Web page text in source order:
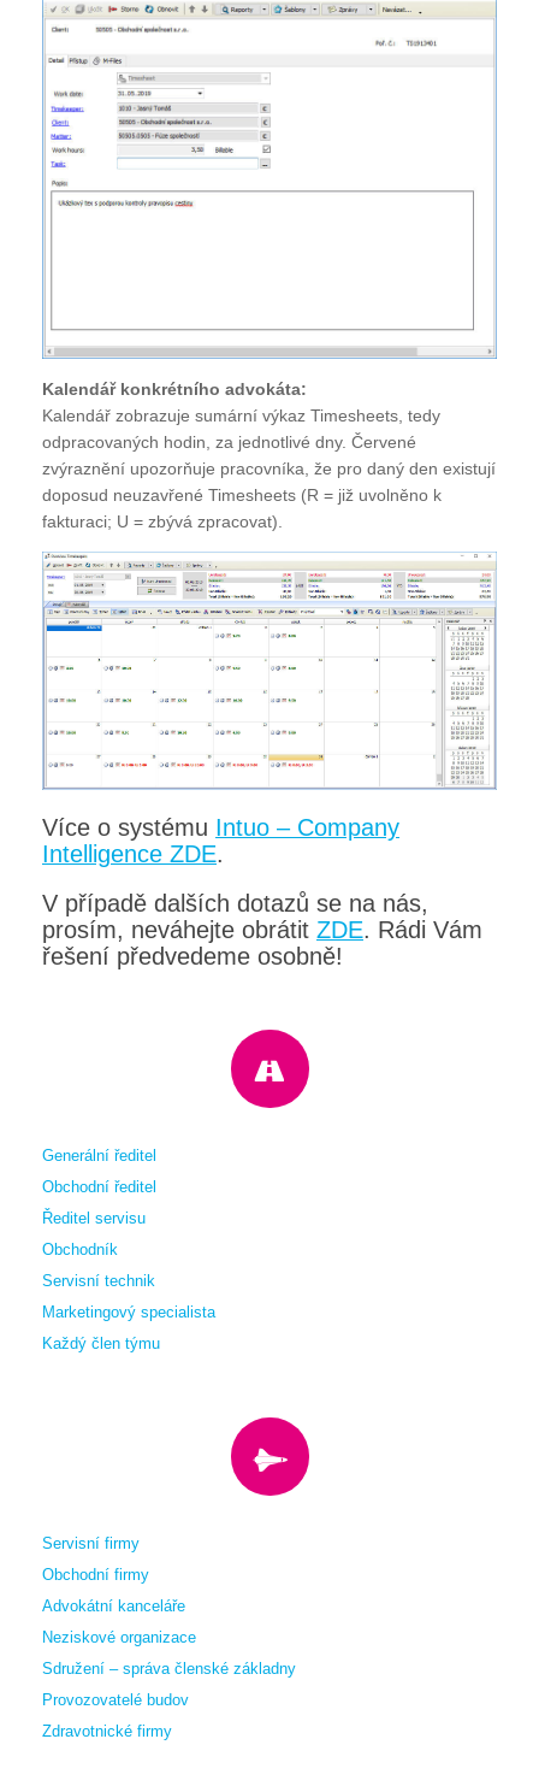
Kalendář konkrétního advokáta:
Kalendář zobrazuje sumární výkaz Timesheets, tedy
odpracovaných hodin, za jednotlivé dny. Červené
zvýraznění upozorňuje pracovníka, že pro daný den existují
doposud neuzavřené Timesheets (R = již uvolněno k
fakturaci; U = zbývá zpracovat).
Více o systému Intuo – Company
Intelligence ZDE.
V případě dalších dotazů se na nás,
prosím, neváhejte obrátit ZDE. Rádi Vám
řešení předvedeme osobně!
Generální ředitel
Obchodní ředitel
Ředitel servisu
Obchodník
Servisní technik
Marketingový specialista
Každý člen týmu
Servisní firmy
Obchodní firmy
Advokátní kanceláře
Neziskové organizace
Sdružení – správa členské základny
Provozovatelé budov
Zdravotnické firmy